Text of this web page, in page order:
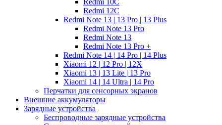
Redmi 12C
Redmi Note 13 | 13 Pro | 13 Plus
Redmi Note 13 Pro
Redmi Note 13
Redmi Note 13 Pro +
Redmi Note 14 | 14 Pro | 14 Plus
Xiaomi 12 | 12 Pro | 12X
Xiaomi 13 | 13 Lite | 13 Pro
Xiaomi 14 | 14 Ultra | 14 Pro
Перчатки для сенсорных экранов
Внешние аккумуляторы
Зарядные устройства
Беспроводные зарядные устройства